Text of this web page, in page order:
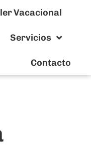
Vacacional
Servicios
Contacto